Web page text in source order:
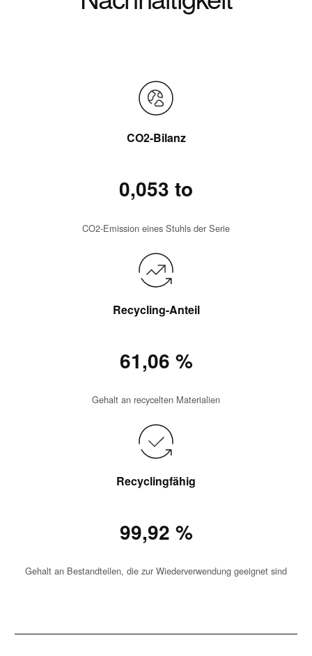
CO2-Bilanz
0,053 to
CO2-Emission eines Stuhls der Serie
Recycling-Anteil
61,06 %
Gehalt an recycelten Materialien
Recyclingfähig
99,92 %
Gehalt an Bestandteilen, die zur Wiederverwendung geeignet sind